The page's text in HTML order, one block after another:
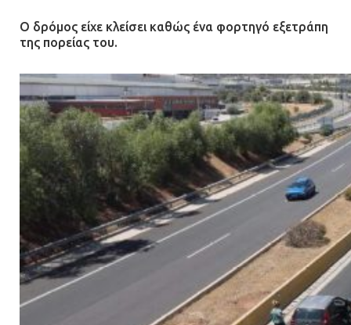
Ο δρόμος είχε κλείσει καθώς ένα φορτηγό εξετράπη
της πορείας του.